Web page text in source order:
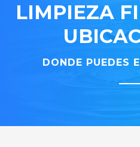
LIMPIEZA
DONDE PUEDES